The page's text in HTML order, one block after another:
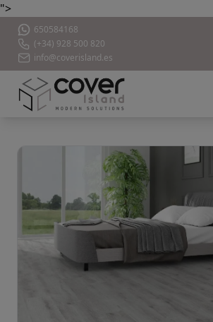
">
650584168
(+34) 928 500 820
info@coverisland.es